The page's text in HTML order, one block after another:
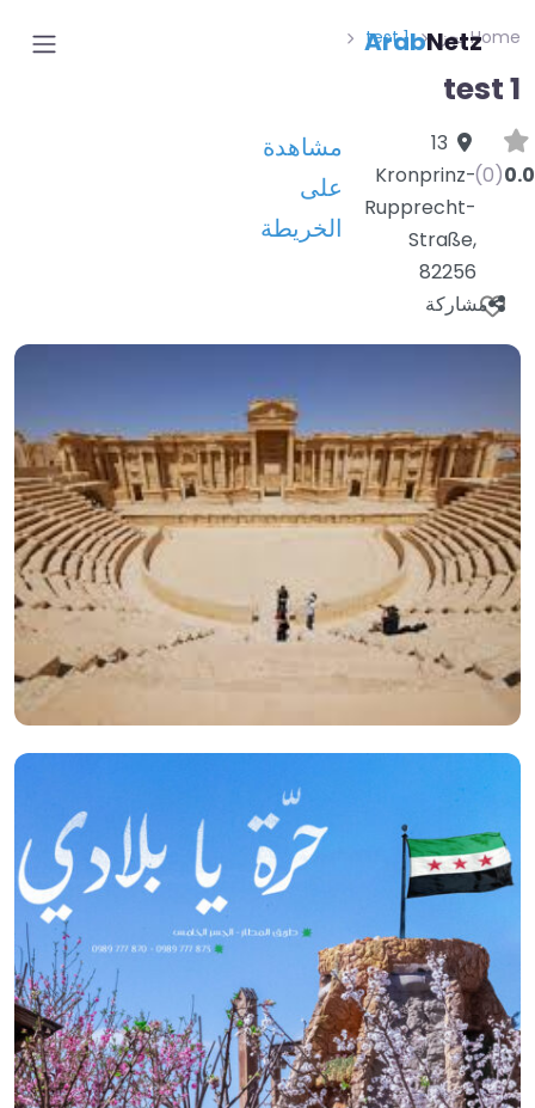
ArabNetzHomeحجز test 1
test 1
0.0
(0)
13
Kronprinz-
Rupprecht-
Straße,
82256
مشاهدة
على
الخريطة
Favorite
مشاركة